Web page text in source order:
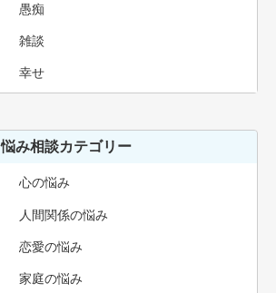
愚痴
雑談
幸せ
悩み相談カテゴリー
心の悩み
人間関係の悩み
恋愛の悩み
家庭の悩み